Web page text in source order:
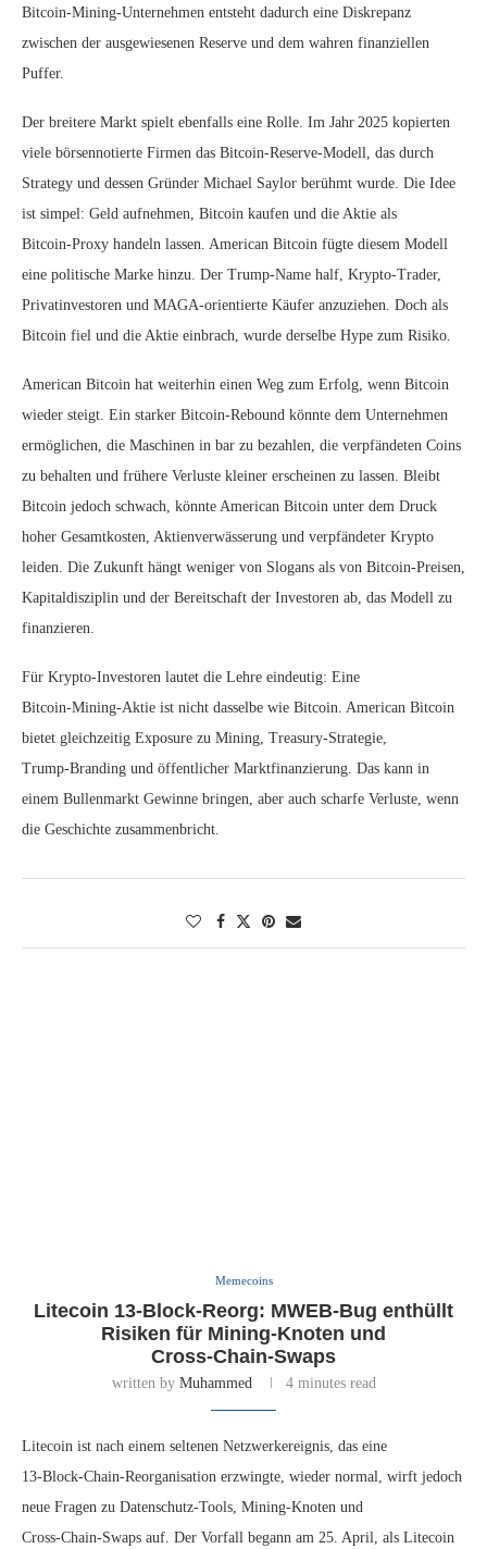
Bitcoin‑Mining‑Unternehmen entsteht dadurch eine Diskrepanz
zwischen der ausgewiesenen Reserve und dem wahren finanziellen
Puffer.
Der breitere Markt spielt ebenfalls eine Rolle. Im Jahr 2025 kopierten
viele börsennotierte Firmen das Bitcoin‑Reserve‑Modell, das durch
Strategy und dessen Gründer Michael Saylor berühmt wurde. Die Idee
ist simpel: Geld aufnehmen, Bitcoin kaufen und die Aktie als
Bitcoin‑Proxy handeln lassen. American Bitcoin fügte diesem Modell
eine politische Marke hinzu. Der Trump‑Name half, Krypto‑Trader,
Privatinvestoren und MAGA‑orientierte Käufer anzuziehen. Doch als
Bitcoin fiel und die Aktie einbrach, wurde derselbe Hype zum Risiko.
American Bitcoin hat weiterhin einen Weg zum Erfolg, wenn Bitcoin
wieder steigt. Ein starker Bitcoin‑Rebound könnte dem Unternehmen
ermöglichen, die Maschinen in bar zu bezahlen, die verpfändeten Coins
zu behalten und frühere Verluste kleiner erscheinen zu lassen. Bleibt
Bitcoin jedoch schwach, könnte American Bitcoin unter dem Druck
hoher Gesamtkosten, Aktienverwässerung und verpfändeter Krypto
leiden. Die Zukunft hängt weniger von Slogans als von Bitcoin‑Preisen,
Kapitaldisziplin und der Bereitschaft der Investoren ab, das Modell zu
finanzieren.
Für Krypto‑Investoren lautet die Lehre eindeutig: Eine
Bitcoin‑Mining‑Aktie ist nicht dasselbe wie Bitcoin. American Bitcoin
bietet gleichzeitig Exposure zu Mining, Treasury‑Strategie,
Trump‑Branding und öffentlicher Marktfinanzierung. Das kann in
einem Bullenmarkt Gewinne bringen, aber auch scharfe Verluste, wenn
die Geschichte zusammenbricht.
Memecoins
Litecoin 13‑Block‑Reorg: MWEB‑Bug enthüllt
Risiken für Mining‑Knoten und
Cross‑Chain‑Swaps
written by Muhammed 4 minutes read
Litecoin ist nach einem seltenen Netzwerkereignis, das eine
13‑Block‑Chain‑Reorganisation erzwingte, wieder normal, wirft jedoch
neue Fragen zu Datenschutz‑Tools, Mining‑Knoten und
Cross‑Chain‑Swaps auf. Der Vorfall begann am 25. April, als Litecoin